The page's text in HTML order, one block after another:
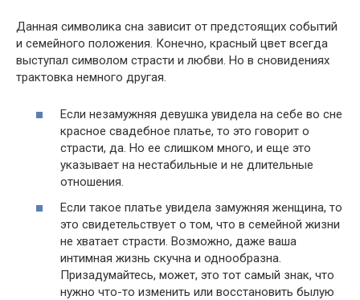
Данная символика сна зависит от предстоящих событий
и семейного положения. Конечно, красный цвет всегда
выступал символом страсти и любви. Но в сновидениях
трактовка немного другая.
Если незамужняя девушка увидела на себе во сне
красное свадебное платье, то это говорит о
страсти, да. Но ее слишком много, и еще это
указывает на нестабильные и не длительные
отношения.
Если такое платье увидела замужняя женщина, то
это свидетельствует о том, что в семейной жизни
не хватает страсти. Возможно, даже ваша
интимная жизнь скучна и однообразна.
Призадумайтесь, может, это тот самый знак, что
нужно что-то изменить или восстановить былую